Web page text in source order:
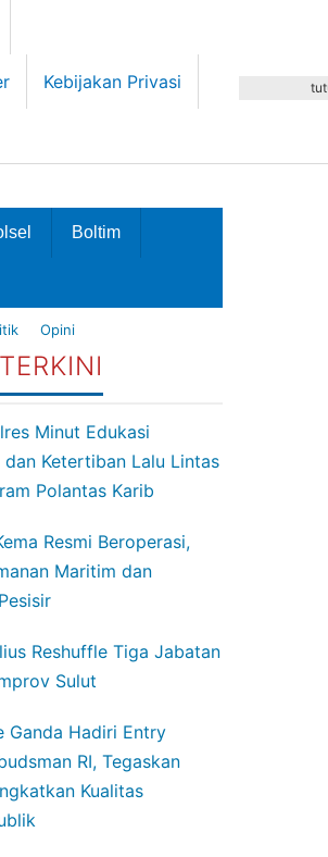
Kebijakan Privasi
Boltim
Opini
Minut Edukasi
dan Ketertiban Lalu Lintas
Polantas Karib
Resmi Beroperasi,
Maritim dan
Reshuffle Tiga Jabatan
Sulut
Ganda Hadiri Entry
RI, Tegaskan
Kualitas